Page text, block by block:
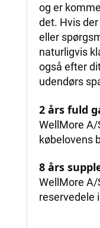
og er
det. Hvis
eller
naturligvis
også efter
udendørs
2 års fuld
WellMore A/
købelovens
8 års
WellMore
reservedele